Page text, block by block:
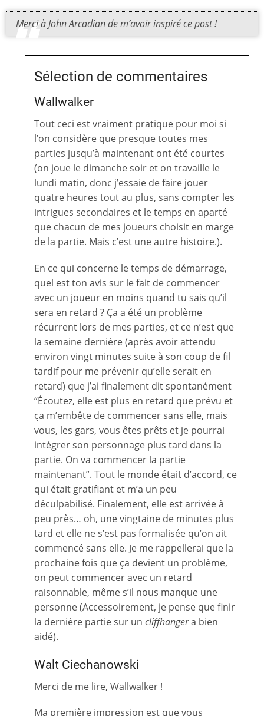
Merci à John Arcadian de m’avoir inspiré ce post !
Sélection de commentaires
Wallwalker
Tout ceci est vraiment pratique pour moi si
l’on considère que presque toutes mes
parties jusqu’à maintenant ont été courtes
(on joue le dimanche soir et on travaille le
lundi matin, donc j’essaie de faire jouer
quatre heures tout au plus, sans compter les
intrigues secondaires et le temps en aparté
que chacun de mes joueurs choisit en marge
de la partie. Mais c’est une autre histoire.).
En ce qui concerne le temps de démarrage,
quel est ton avis sur le fait de commencer
avec un joueur en moins quand tu sais qu’il
sera en retard ? Ça a été un problème
récurrent lors de mes parties, et ce n’est que
la semaine dernière (après avoir attendu
environ vingt minutes suite à son coup de fil
tardif pour me prévenir qu’elle serait en
retard) que j’ai finalement dit spontanément
“Écoutez, elle est plus en retard que prévu et
ça m’embête de commencer sans elle, mais
vous, les gars, vous êtes prêts et je pourrai
intégrer son personnage plus tard dans la
partie. On va commencer la partie
maintenant”. Tout le monde était d’accord, ce
qui était gratifiant et m’a un peu
déculpabilisé. Finalement, elle est arrivée à
peu près… oh, une vingtaine de minutes plus
tard et elle ne s’est pas formalisée qu’on ait
commencé sans elle. Je me rappellerai que la
prochaine fois que ça devient un problème,
on peut commencer avec un retard
raisonnable, même s’il nous manque une
personne (Accessoirement, je pense que finir
la dernière partie sur un cliffhangera bien
aidé).
Walt Ciechanowski
Merci de me lire, Wallwalker !
Ma première impression est que vous